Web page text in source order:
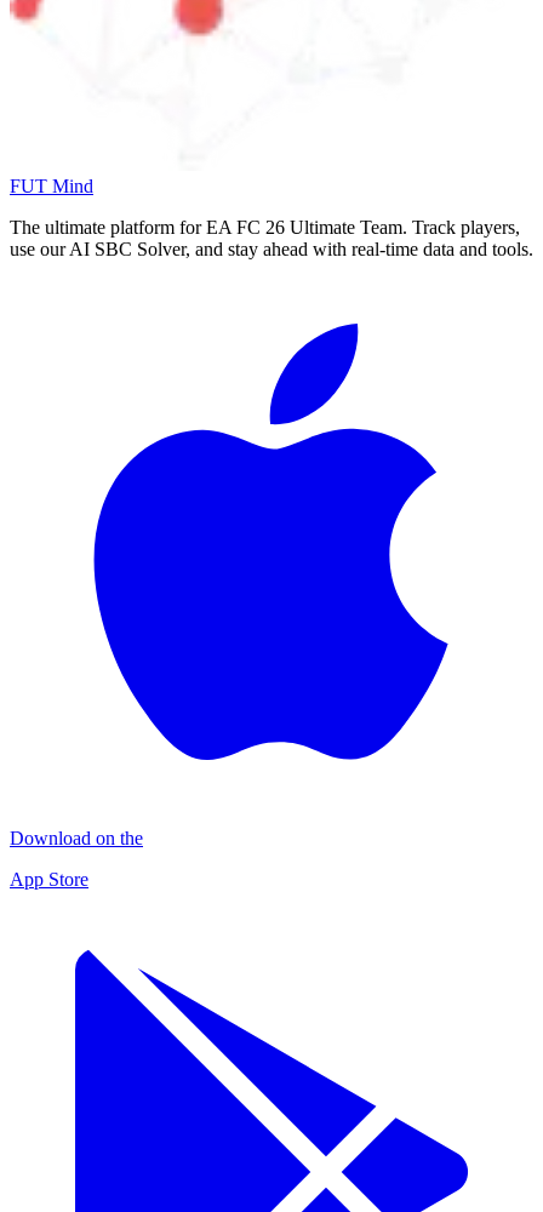
FUT Mind
The ultimate platform for EA FC 26 Ultimate Team. Track players,
use our AI SBC Solver, and stay ahead with real-time data and tools.
Download on the
App Store